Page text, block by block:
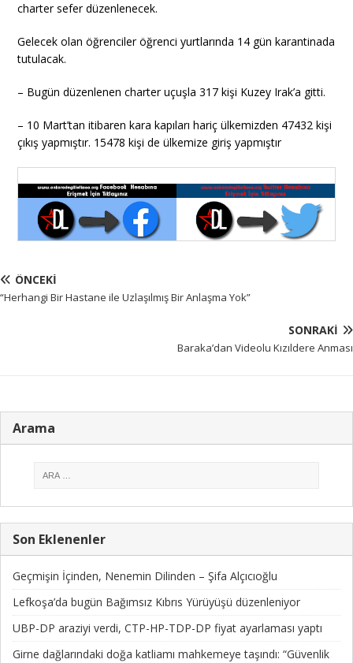
charter sefer düzenlenecek.
Gelecek olan öğrenciler öğrenci yurtlarında 14 gün karantinada
tutulacak.
– Bugün düzenlenen charter uçuşla 317 kişi Kuzey Irak’a gitti.
– 10 Mart’tan itibaren kara kapıları hariç ülkemizden 47432 kişi
çıkış yapmıştır. 15478 kişi de ülkemize giriş yapmıştır
ÖNCEKI
“Herhangi Bir Hastane ile Uzlaşılmış Bir Anlaşma Yok”
SONRAKI
Baraka’dan Videolu Kızıldere Anması
Arama
Son Eklenenler
Geçmişin İçinden, Nenemin Dilinden – Şifa Alçıcıoğlu
Lefkoşa’da bugün Bağımsız Kıbrıs Yürüyüşü düzenleniyor
UBP-DP araziyi verdi, CTP-HP-TDP-DP fiyat ayarlaması yaptı
Girne dağlarındaki doğa katliamı mahkemeye taşındı: “Güvenlik